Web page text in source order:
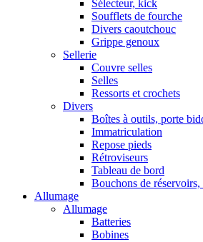
Sélecteur, kick
Soufflets de fourche
Divers caoutchouc
Grippe genoux
Sellerie
Couvre selles
Selles
Ressorts et crochets
Divers
Boîtes à outils, porte
Immatriculation
Repose pieds
Rétroviseurs
Tableau de bord
Bouchons de réservoirs,
Allumage
Allumage
Batteries
Bobines